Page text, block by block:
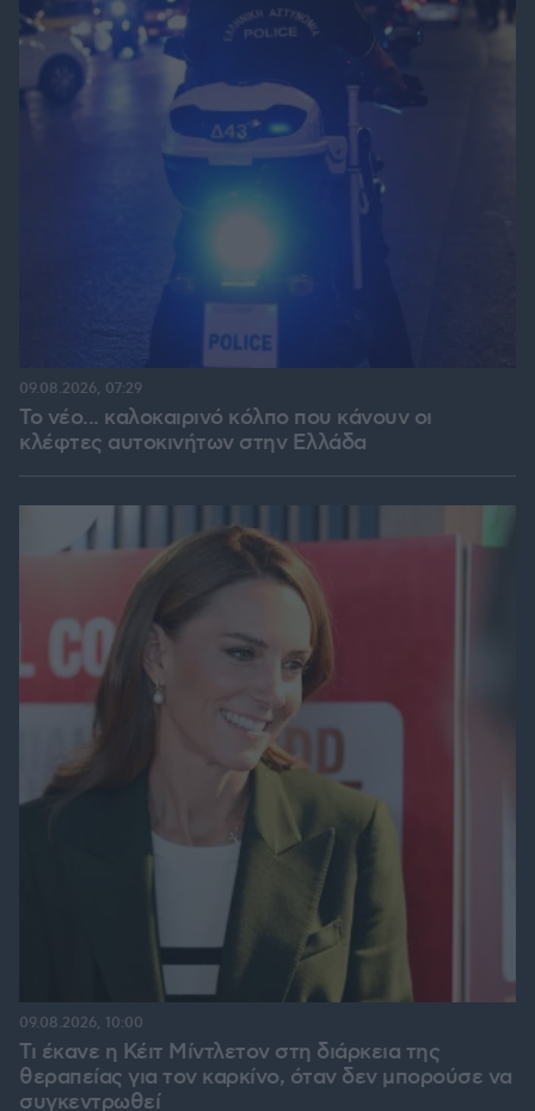
Το νέο... καλοκαιρινό κόλπο που κάνουν οι
κλέφτες αυτοκινήτων στην Ελλάδα
09.08.2026, 07:29
Τι έκανε η Κέιτ Μίντλετον στη διάρκεια της
θεραπείας για τον καρκίνο, όταν δεν μπορούσε να
συγκεντρωθεί
09.08.2026, 10:00